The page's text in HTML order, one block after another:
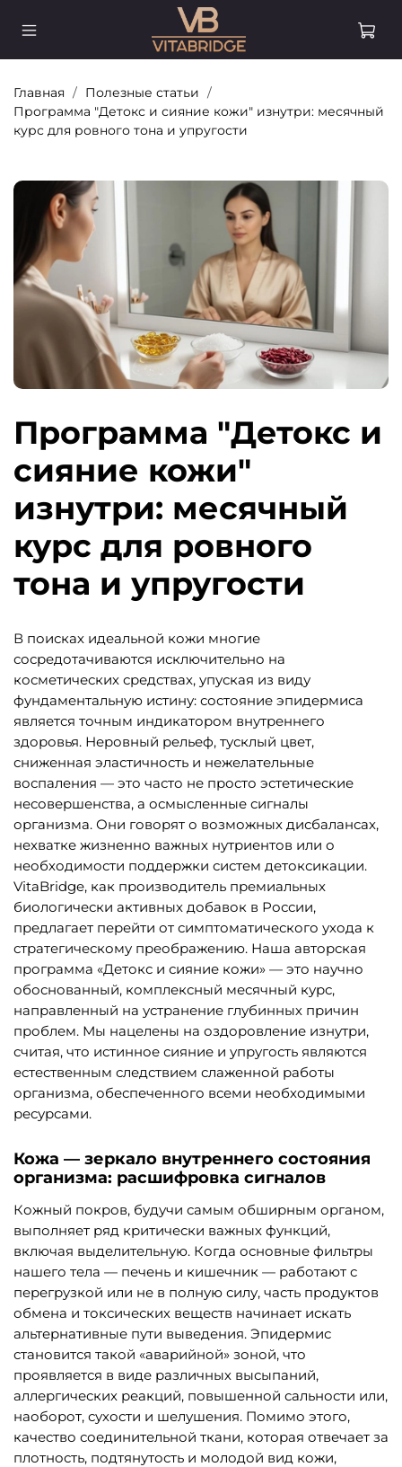
Главная
Полезные статьи
Программа "Детокс и сияние кожи" изнутри: месячный
курс для ровного тона и упругости
Программа "Детокс и
сияние кожи"
изнутри: месячный
курс для ровного
тона и упругости
В поисках идеальной кожи многие
сосредотачиваются исключительно на
косметических средствах, упуская из виду
фундаментальную истину: состояние эпидермиса
является точным индикатором внутреннего
здоровья. Неровный рельеф, тусклый цвет,
сниженная эластичность и нежелательные
воспаления — это часто не просто эстетические
несовершенства, а осмысленные сигналы
организма. Они говорят о возможных дисбалансах,
нехватке жизненно важных нутриентов или о
необходимости поддержки систем детоксикации.
VitaBridge, как производитель премиальных
биологически активных добавок в России,
предлагает перейти от симптоматического ухода к
стратегическому преображению. Наша авторская
программа «Детокс и сияние кожи» — это научно
обоснованный, комплексный месячный курс,
направленный на устранение глубинных причин
проблем. Мы нацелены на оздоровление изнутри,
считая, что истинное сияние и упругость являются
естественным следствием слаженной работы
организма, обеспеченного всеми необходимыми
ресурсами.
Кожа — зеркало внутреннего состояния
организма: расшифровка сигналов
Кожный покров, будучи самым обширным органом,
выполняет ряд критически важных функций,
включая выделительную. Когда основные фильтры
нашего тела — печень и кишечник — работают с
перегрузкой или не в полную силу, часть продуктов
обмена и токсических веществ начинает искать
альтернативные пути выведения. Эпидермис
становится такой «аварийной» зоной, что
проявляется в виде различных высыпаний,
аллергических реакций, повышенной сальности или,
наоборот, сухости и шелушения. Помимо этого,
качество соединительной ткани, которая отвечает за
плотность, подтянутость и молодой вид кожи,